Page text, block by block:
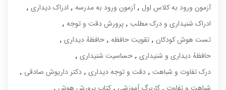
آزمون ورود به کلاس اول ,آزمون ورود به مدرسه , ادراک دیداری ,
ادراک شنیداری و درک مطلب , پرورش دقت و توجه ,
تست هوش کودکان , تقویت حافظه , حافظۀ دیداری ,
حافظۀ دیداری و شنیداری , حساسیت شنیداری ,
درک تفاوت و شباهت , دقت و توجه دیداری , دکتر داریوش صادقی ,